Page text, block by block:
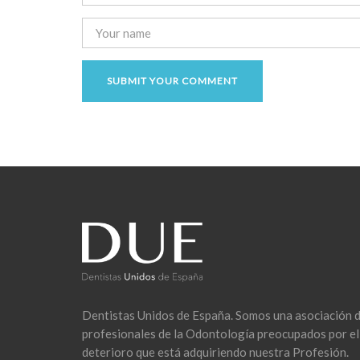
Dentistas Unidos de España. Somos una asociación
profesionales de la Odontología preocupados por el
deterioro que está adquiriendo nuestra Profesión.